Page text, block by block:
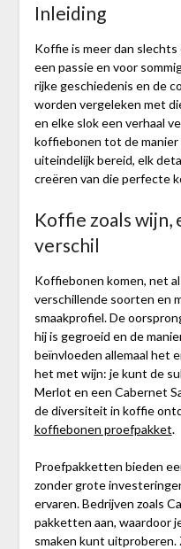
Inleiding
Koffie is meer dan
een passie en voor
rijke geschiedenis en de
worden vergeleken met
en elke slok een verhaal
koffiebonen tot de manier
uiteindelijk bereid, elk
creëren van die perfecte
Koffie zoals wijn,
verschil
Koffiebonen komen, net
verschillende soorten en
smaakprofiel. De
hij is gegroeid en de
beïnvloeden allemaal het
het met wijn: je kunt de
Merlot en een Cabernet
de diversiteit in koffie
koffiebonen proefpakket.
Proefpakketten bieden
zonder grote
ervaren. Bedrijven zoals
pakketten aan, waardoor
smaken kunt uitproberen.